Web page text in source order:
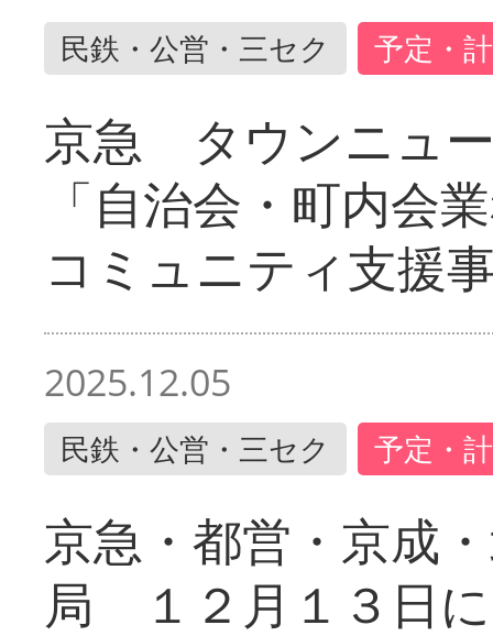
民鉄・公営・三セク 予定・
京急 タウンニュ
「自治会・町内会
コミュニティ支援
2025.12.05
民鉄・公営・三セク 予定・
京急・都営・京成
局 １２月１３日